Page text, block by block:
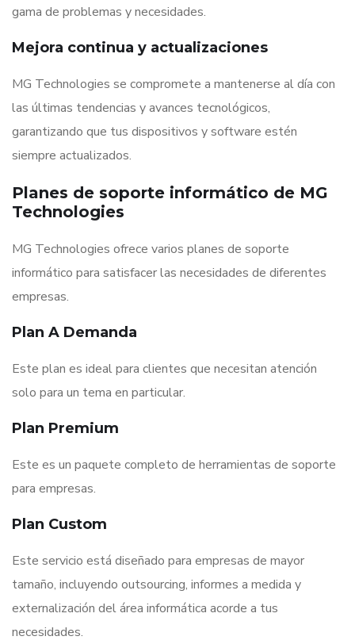
gama de problemas y necesidades.
Mejora continua y actualizaciones
MG Technologies se compromete a mantenerse al día con
las últimas tendencias y avances tecnológicos,
garantizando que tus dispositivos y software estén
siempre actualizados.
Planes de soporte informático de MG
Technologies
MG Technologies ofrece varios planes de soporte
informático para satisfacer las necesidades de diferentes
empresas.
Plan A Demanda
Este plan es ideal para clientes que necesitan atención
solo para un tema en particular.
Plan Premium
Este es un paquete completo de herramientas de soporte
para empresas.
Plan Custom
Este servicio está diseñado para empresas de mayor
tamaño, incluyendo outsourcing, informes a medida y
externalización del área informática acorde a tus
necesidades.